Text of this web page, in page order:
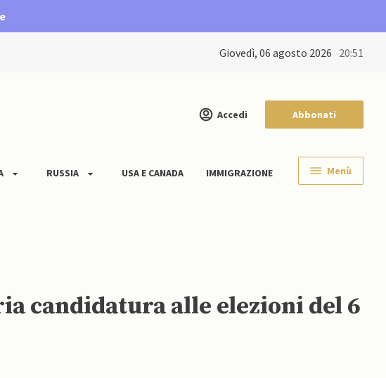
giovedì, 06 agosto 2026 20:51
Accedi Abbonati
RUSSIA USA E CANADA IMMIGRAZIONE Menù
candidatura alle elezioni del 6